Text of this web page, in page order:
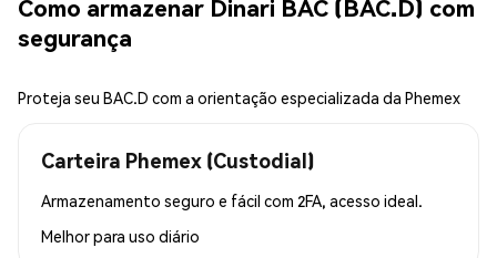
Como armazenar Dinari BAC (BAC.D) com
segurança
Proteja seu BAC.D com a orientação especializada da Phemex
Carteira Phemex (Custodial)
Armazenamento seguro e fácil com 2FA, acesso ideal.
Melhor para uso diário